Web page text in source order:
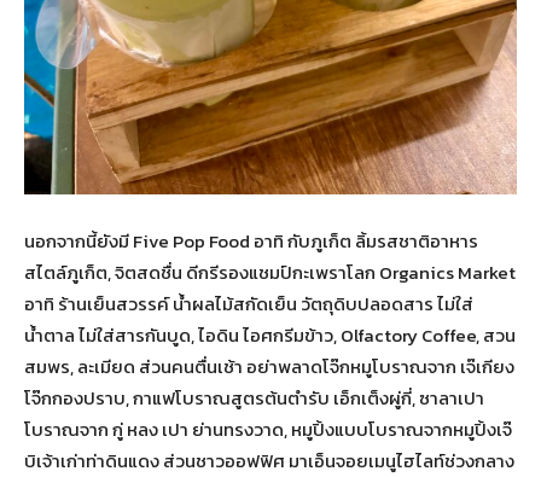
นอกจากนี้ยังมี Five Pop Food อาทิ กับภูเก็ต ลิ้มรสชาติอาหาร
สไตล์ภูเก็ต, จิตสดชื่น ดีกรีรองแชมป์กะเพราโลก Organics Market
อาทิ ร้านเย็นสวรรค์ น้ำผลไม้สกัดเย็น วัตถุดิบปลอดสาร ไม่ใส่
น้ำตาล ไม่ใส่สารกันบูด, ไอดิน ไอศกรีมข้าว, Olfactory Coffee, สวน
สมพร, ละเมียด ส่วนคนตื่นเช้า อย่าพลาดโจ๊กหมูโบราณจาก เจ๊เกียง
โจ๊กกองปราบ, กาแฟโบราณสูตรต้นตำรับ เอ็กเต็งผู่กี่, ซาลาเปา
โบราณจาก กู่ หลง เปา ย่านทรงวาด, หมูปิ้งแบบโบราณจากหมูปิ้งเจ๊
บิเจ้าเก่าท่าดินแดง ส่วนชาวออฟฟิศ มาเอ็นจอยเมนูไฮไลท์ช่วงกลาง